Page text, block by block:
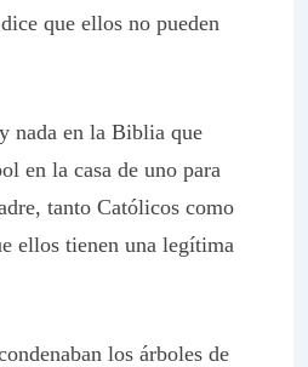
que ellos no pueden
nada en la Biblia que
en la casa de uno para
tanto Católicos como
ellos tienen una legítima
los árboles de